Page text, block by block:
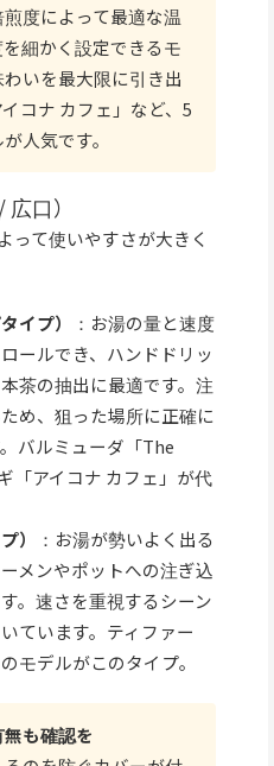
度によって最適な温
細かく設定できるモ
いを最大限に引き出
コナ カフェ」など、5
人気です。
口）
って使いやすさが大きく
イプ）
：お湯の量と速度
ールでき、ハンドドリッ
茶の抽出に最適です。注
め、狙った場所に正確に
バルミューダ「The
「アイコナ カフェ」が代
）
：お湯が勢いよく出る
メンやポットへの注ぎ込
。速さを重視するシーン
ています。ティファー
モデルがこのタイプ。
無も確認を